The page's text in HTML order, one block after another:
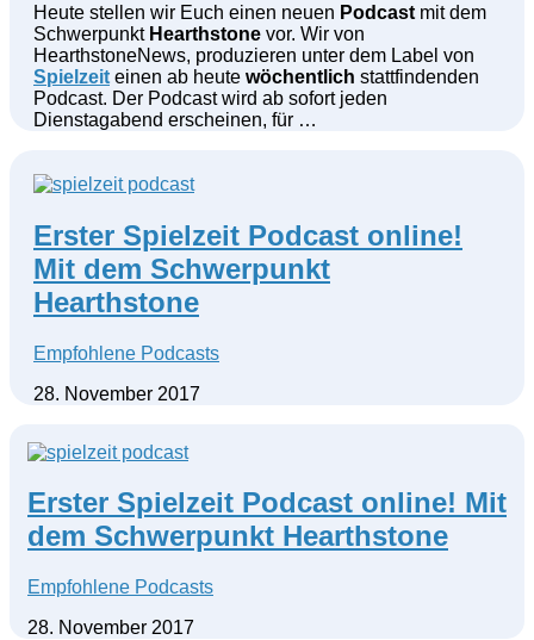
Heute stellen wir Euch einen neuen Podcast mit dem
Schwerpunkt Hearthstone vor. Wir von
HearthstoneNews, produzieren unter dem Label von
Spielzeit einen ab heute wöchentlich stattfindenden
Podcast. Der Podcast wird ab sofort jeden
Dienstagabend erscheinen, für …
Erster Spielzeit Podcast online!
Mit dem Schwerpunkt
Hearthstone
Empfohlene Podcasts
28. November 2017
Erster Spielzeit Podcast online! Mit
dem Schwerpunkt Hearthstone
Empfohlene Podcasts
28. November 2017